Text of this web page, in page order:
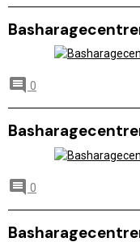
0
0